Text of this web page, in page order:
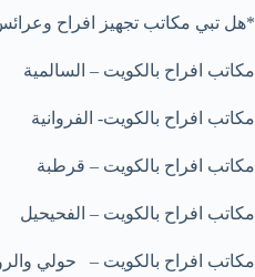
*هل تبي مكاتب تجهيز افراح
مكاتب افراح بالكويت – السالمية
مكاتب افراح بالكويت- الفروانية
مكاتب افراح بالكويت – قرطبة
مكاتب افراح بالكويت – الفحيحيل
مكاتب افراح بالكويت – حولي